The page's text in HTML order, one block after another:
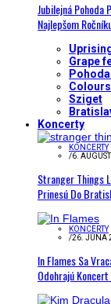
Jubilejná
Najlepšom
Grape
Sziget
Koncerty
KONCERTY
/6.
Stranger Things
Prinesú Do
KONCERTY
/26. JÚNA
In Flames Sa
Odohrajú